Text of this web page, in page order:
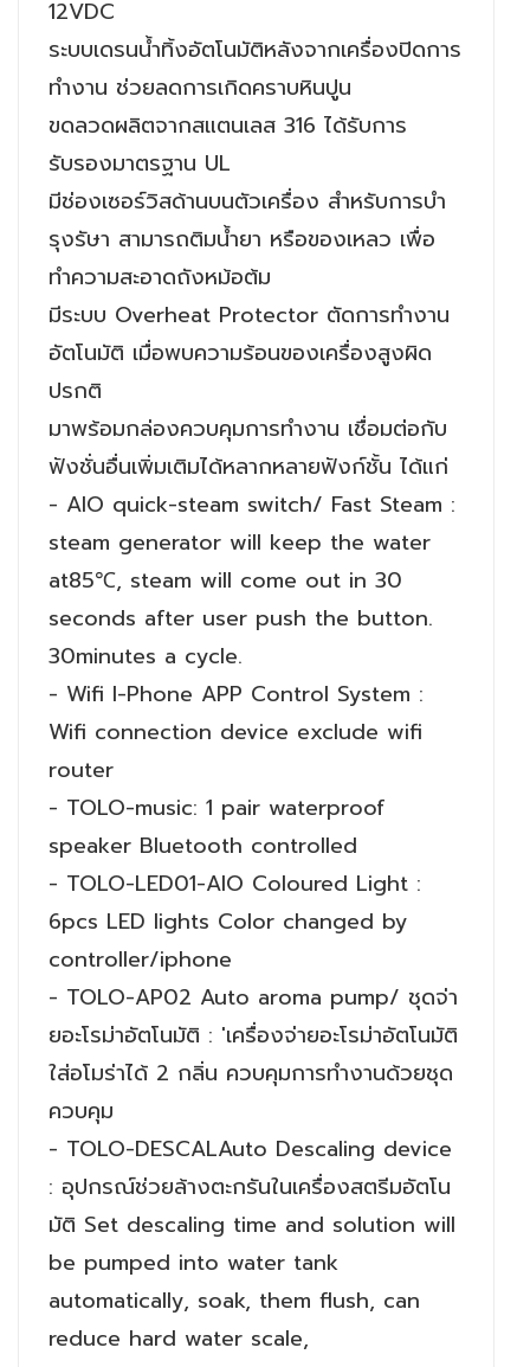
12VDC
ระบบเดรนน้ำทิ้งอัตโนมัติหลังจากเครื่องปิดการ
ทำงาน ช่วยลดการเกิดคราบหินปูน
ขดลวดผลิตจากสแตนเลส 316 ได้รับการ
รับรองมาตรฐาน UL
มีช่องเซอร์วิสด้านบนตัวเครื่อง สำหรับการบำ
รุงรัษา สามารถติมน้ำยา หรือของเหลว เพื่อ
ทำความสะอาดถังหม้อต้ม
มีระบบ Overheat Protector ตัดการทำงาน
อัตโนมัติ เมื่อพบความร้อนของเครื่องสูงผิด
ปรกติ
มาพร้อมกล่องควบคุมการทำงาน เชื่อมต่อกับ
ฟังชั่นอื่นเพิ่มเติมได้หลากหลายฟังก์ชั้น ได้แก่
- AIO quick-steam switch/ Fast Steam :
steam generator will keep the water
at85℃, steam will come out in 30
seconds after user push the button.
30minutes a cycle.
- Wifi I-Phone APP Control System :
Wifi connection device exclude wifi
router
- TOLO-music: 1 pair waterproof
speaker Bluetooth controlled
- TOLO-LED01-AIO Coloured Light :
6pcs LED lights Color changed by
controller/iphone
- TOLO-AP02 Auto aroma pump/ ชุดจ่า
ยอะโรม่าอัตโนมัติ : 'เครื่องจ่ายอะโรม่าอัตโนมัติ
ใส่อโมร่าได้ 2 กลิ่น ควบคุมการทำงานด้วยชุด
ควบคุม
- TOLO-DESCALAuto Descaling device
: อุปกรณ์ช่วยล้างตะกรันในเครื่องสตรีมอัตโน
มัติ Set descaling time and solution will
be pumped into water tank
automatically, soak, them flush, can
reduce hard water scale,